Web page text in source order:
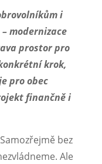
i
modernizace
prostor pro
krok,
pro obec
finančně i
bez
Ale